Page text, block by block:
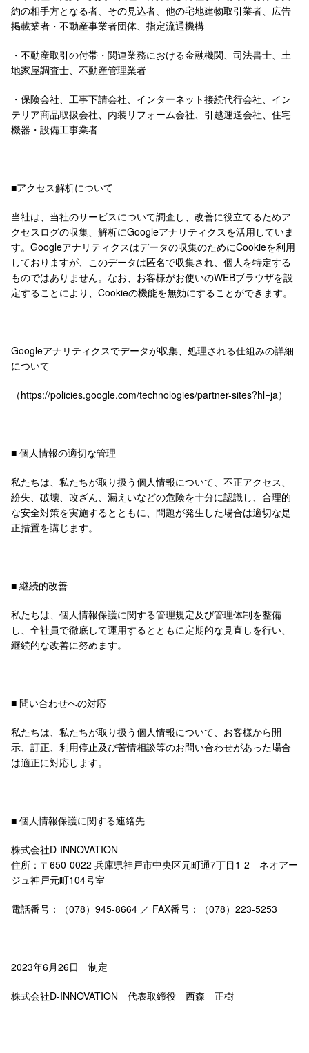
約の相手方となる者、その見込者、他の宅地建物取引業者、広告
掲載業者・不動産事業者団体、指定流通機構
・不動産取引の付帯・関連業務における金融機関、司法書士、土
地家屋調査士、不動産管理業者
・保険会社、工事下請会社、インターネット接続代行会社、イン
テリア商品取扱会社、内装リフォーム会社、引越運送会社、住宅
機器・設備工事業者
■アクセス解析について
当社は、当社のサービスについて調査し、改善に役立てるためア
クセスログの収集、解析にGoogleアナリティクスを活用していま
す。Googleアナリティクスはデータの収集のためにCookieを利用
しておりますが、このデータは匿名で収集され、個人を特定する
ものではありません。なお、お客様がお使いのWEBブラウザを設
定することにより、Cookieの機能を無効にすることができます。
Googleアナリティクスでデータが収集、処理される仕組みの詳細
について
（https://policies.google.com/technologies/partner-sites?hl=ja）
■ 個人情報の適切な管理
私たちは、私たちが取り扱う個人情報について、不正アクセス、
紛失、破壊、改ざん、漏えいなどの危険を十分に認識し、合理的
な安全対策を実施するとともに、問題が発生した場合は適切な是
正措置を講じます。
■ 継続的改善
私たちは、個人情報保護に関する管理規定及び管理体制を整備
し、全社員で徹底して運用するとともに定期的な見直しを行い、
継続的な改善に努めます。
■ 問い合わせへの対応
私たちは、私たちが取り扱う個人情報について、お客様から開
示、訂正、利用停止及び苦情相談等のお問い合わせがあった場合
は適正に対応します。
■ 個人情報保護に関する連絡先
株式会社D-INNOVATION
住所：〒650-0022 兵庫県神戸市中央区元町通7丁目1-2 ネオアー
ジュ神戸元町104号室
電話番号：（078）945-8664 ／ FAX番号：（078）223-5253
2023年6月26日 制定
株式会社D-INNOVATION 代表取締役 西森 正樹